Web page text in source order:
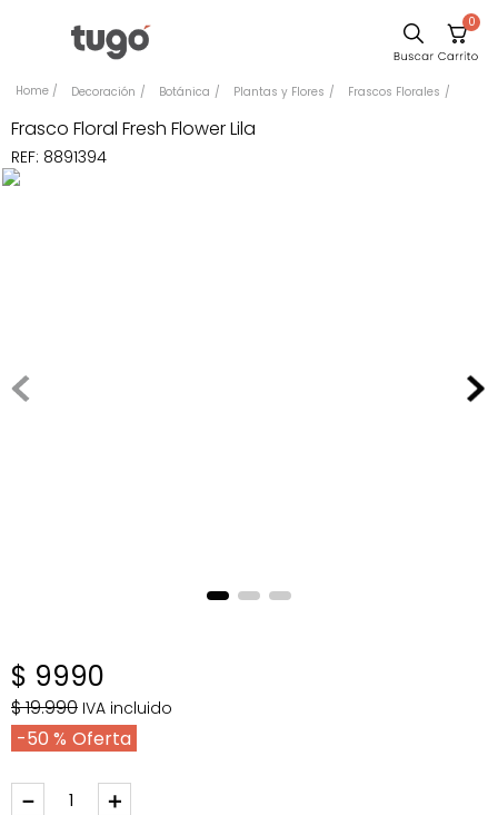
0
Decoración Botánica Plantas y Flores Frascos Florales
Frasco Floral Fresh Flower Lila
REF: 8891394
$ 9990
$19.990 IVA incluido
50 %
＋
－
Escritorio
Sillas